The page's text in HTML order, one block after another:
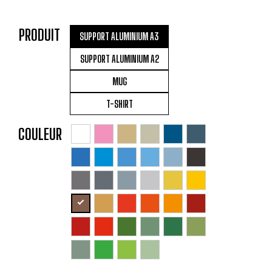
PRODUIT
SUPPORT ALUMINIUM A3
SUPPORT ALUMINIUM A2
MUG
T-SHIRT
COULEUR